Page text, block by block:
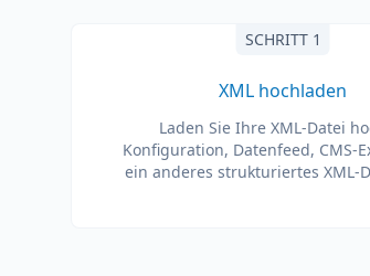
SCHRITT 1
XML hochladen
Laden Sie Ihre XML-Datei
Konfiguration, Datenfeed, CMS-
ein anderes strukturiertes XML-